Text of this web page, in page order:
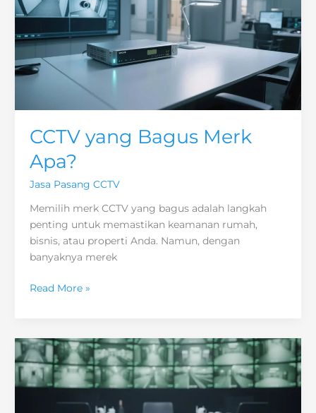
CCTV yang Bagus Merk
Apa?
Jasa Pasang CCTV
Memilih merk CCTV yang bagus adalah langkah
penting untuk memastikan keamanan rumah,
bisnis, atau properti Anda. Namun, dengan
banyaknya merek
CCTV
Merk
Apa?
Read More »